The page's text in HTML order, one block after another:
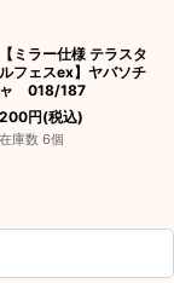
【ミラー仕様 テラスタ
ルフェスex】ヤバソチ
ャ 018/187
200円(税込)
在庫数 6個